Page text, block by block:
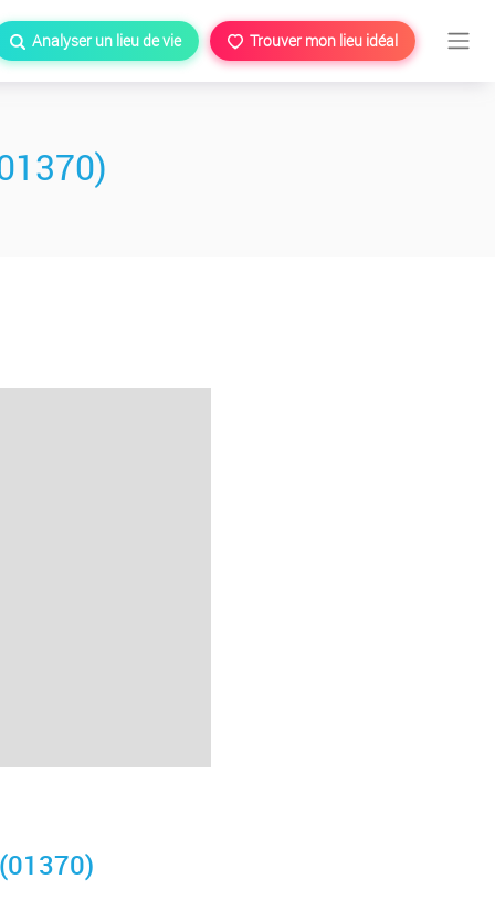
Analyser un lieu de vie Trouver mon lieu idéal